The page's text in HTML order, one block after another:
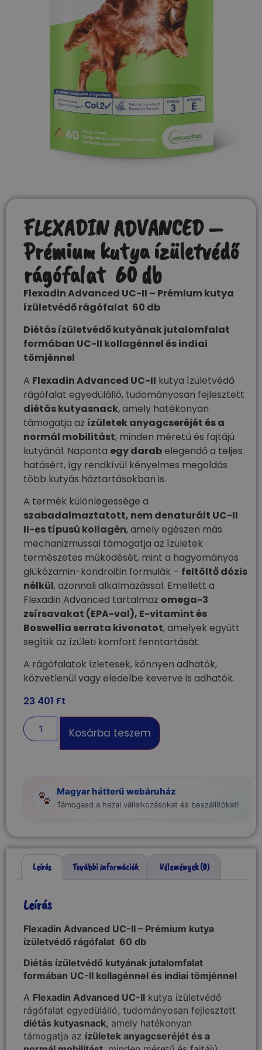
FLEXADIN ADVANCED –
Prémium kutya ízületvédő​
rágófalat 60 db
Flexadin Advanced UC-II – Prémium kutya
ízületvédő​ rágófalat 60 db
Diétás ízületvédő kutyának​ jutalomfalat
formában UC-II kollagénnel és indiai
tömjénnel
A Flexadin Advanced UC-II kutya ízületvédő​
rágófalat egyedülálló, tudományosan fejlesztett
diétás kutyasnack, amely hatékonyan
támogatja az ízületek anyagcseréjét és a
normál mobilitást, minden méretű és fajtájú
kutyánál. Naponta egy darabelegendő a teljes
hatásért, így rendkívül kényelmes megoldás
több kutyás háztartásokban is.
A termék különlegessége a
szabadalmaztatott, nem denaturált UC-II
II-es típusú kollagén, amely egészen más
mechanizmussal támogatja az ízületek
természetes működését, mint a hagyományos
glükózamin-kondroitin formulák – feltöltő dózis
nélkül, azonnali alkalmazással. Emellett a
Flexadin Advanced tartalmaz omega-3
zsírsavakat (EPA-val), E-vitamint és
Boswellia serrata kivonatot, amelyek együtt
segítik az ízületi komfort fenntartását.
A rágófalatok ízletesek, könnyen adhatók,
közvetlenül vagy eledelbe keverve is adhatók.
23 401 Ft
Kosárba teszem
Magyar hátterű webáruház
Támogasd a hazai vállalkozásokat és beszállítókat!
Leírás További információk Vélemények (0)
Leírás
Flexadin Advanced UC-II – Prémium kutya
ízületvédő​ rágófalat 60 db
Diétás ízületvédő kutyának​ jutalomfalat
formában UC-II kollagénnel és indiai tömjénnel
A Flexadin Advanced UC-II kutya ízületvédő​
rágófalat egyedülálló, tudományosan fejlesztett
diétás kutyasnack, amely hatékonyan
támogatja az ízületek anyagcseréjét és a